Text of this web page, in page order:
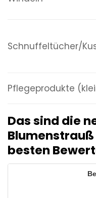
Schnuffeltücher/
Pflegeprodukte
Das sind die
besten